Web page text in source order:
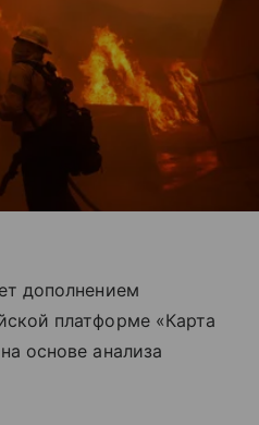
дополнением
платформе «Карта
основе анализа